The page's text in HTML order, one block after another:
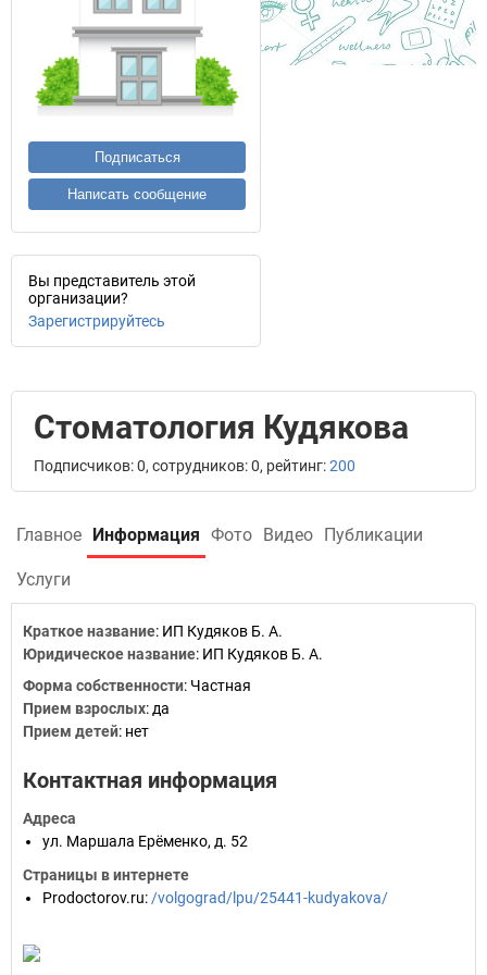
Подписаться
Написать сообщение
Вы представитель этой
организации?
Зарегистрируйтесь
Стоматология Кудякова
Подписчиков: 0, сотрудников: 0, рейтинг:200
Главное Информация Фото Видео Публикации
Услуги
Краткое название: ИП Кудяков Б. А.
Юридическое название: ИП Кудяков Б. А.
Форма собственности: Частная
Прием взрослых: да
Прием детей: нет
Контактная информация
Адреса
ул. Маршала Ерёменко, д. 52
Страницы в интернете
Prodoctorov.ru: /volgograd/lpu/25441-kudyakova/